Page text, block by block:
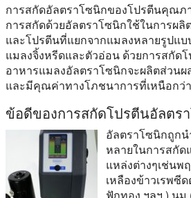
การสกัดอัลตราโซนิกของโปรตีนคุณภ
การสกัดด้วยอัลตราโซนิกใช้ในการผลิ
และโปรตีนที่แยกจากแมลงหลายรูปแ
แมลงจิ้งหรีดและตัวอ่อน ด้วยการสกัด
อาหารแมลงอัลตราโซนิกจะผลิตส่วน
และมีคุณค่าทางโภชนาการที่เหนือกว่า
ข้อดีของการสกัดโปรตีนอัลตร
อัลตราโซนิกถูก
หลายในการสกัด
แหล่งต่างๆเช่นพ
เหลืองข้าวเรพซี
ฟักทอง ฯลฯ ) นม